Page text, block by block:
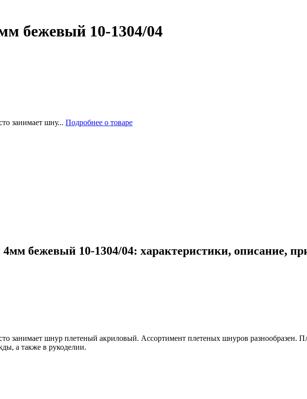
бежевый 10-1304/04
занимает шну... Подробнее о товаре
бежевый 10-1304/04: характеристики, описание,
занимает шнур плетеный акриловый. Ассортимент плетеных шнуров разнообразен.
а также в рукоделии.